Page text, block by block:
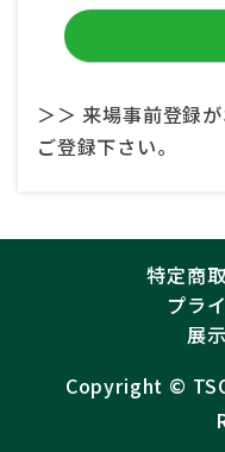
＞＞ 来場事前登録
ご登録下さい。
特定商
プラ
展
Copyright ©︎